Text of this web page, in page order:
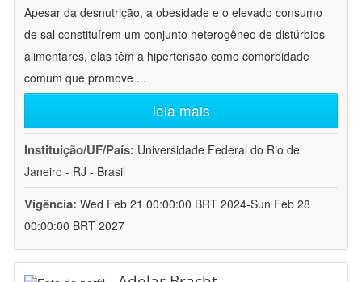
Apesar da desnutrição, a obesidade e o elevado consumo
de sal constituírem um conjunto heterogêneo de distúrbios
alimentares, elas têm a hipertensão como comorbidade
comum que promove ...
leia mais
Instituição/UF/País: Universidade Federal do Rio de
Janeiro - RJ - Brasil
Vigência: Wed Feb 21 00:00:00 BRT 2024-Sun Feb 28
00:00:00 BRT 2027